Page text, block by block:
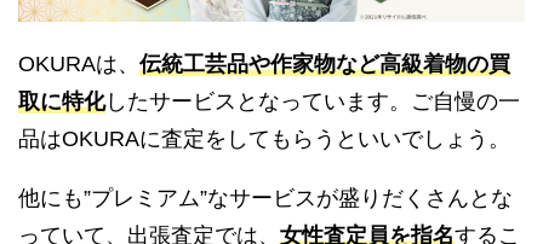
OKURAは、 伝統工芸品や作家物など高級着物の買
取に特化したサービスとなっています。ご自慢の一
品はOKURAに査定をしてもらうといいでしょう。
他にも”プレミアム”なサービスが盛りだくさんとな
っていて、出張査定では、 女性査定員を指名するこ